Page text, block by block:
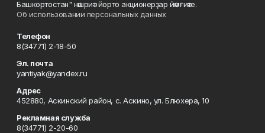
Башкортостан" нәшриәт йорто акционерҙар йәмғиәте.
Об использовании персональных данных
Телефон
8(34771) 2-18-50
Эл. почта
yantiyak@yandex.ru
Адрес
452880, Аскинский район, с. Аскино, ул. Блюхера, 10
Рекламная служба
8(34771) 2-20-60